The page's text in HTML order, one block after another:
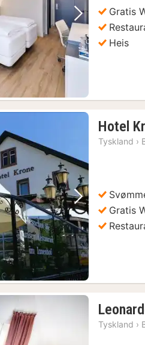
Neste bilde
Gratis
Heis
Neste bilde
Hotel
Tyskland ›
Gratis
Tyskland ›